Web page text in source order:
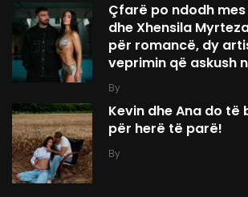
Çfarë po ndodh mes
dhe Xhensila
për romancë, dy
veprimin që askush
By
Kevin dhe Ana do të
për herë të parë!
By